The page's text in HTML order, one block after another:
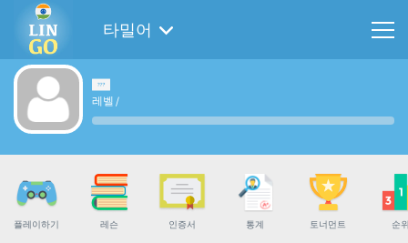
타밀어
레벨 /
플레이하기 레슨 인증서 통계 토너먼트 순